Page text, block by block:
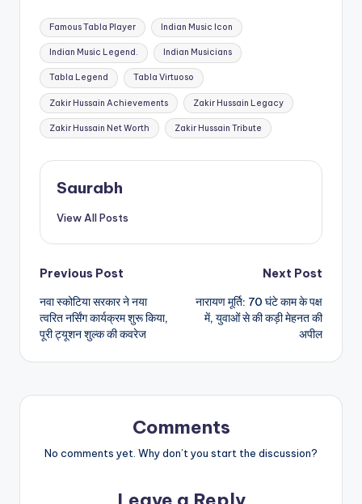
Tags:
Famous Tabla Player Indian Music Icon
Indian Music Legend. Indian Musicians
Tabla Legend Tabla Virtuoso
Zakir Hussain Achievements Zakir Hussain Legacy
Zakir Hussain Net Worth Zakir Hussain Tribute
Saurabh
View All Posts
Post
navigation
Previous Post
नवा स्कोटिया सरकार ने नया
त्वरित नर्सिंग कार्यक्रम शुरू किया,
पूरी ट्यूशन शुल्क की कवरेज
Next Post
नारायण मूर्ति: 70 घंटे काम के पक्ष
में, युवाओं से की कड़ी मेहनत की
अपील
Comments
No comments yet. Why don’t you start the discussion?